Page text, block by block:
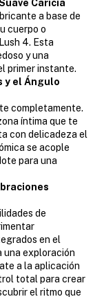
Caricia
a base de
cuerpo o
4. Esta
y una
primer instante.
y el Ángulo
completamente.
íntima que te
con delicadeza el
se acople
para una
de
en el
una exploración
a la aplicación
total para crear
el ritmo que